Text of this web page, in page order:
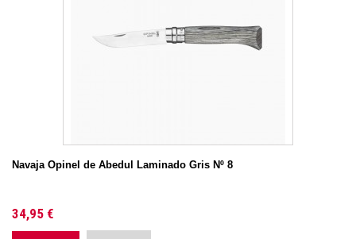
Navaja Opinel de Abedul Laminado Gris Nº 8
34,95 €